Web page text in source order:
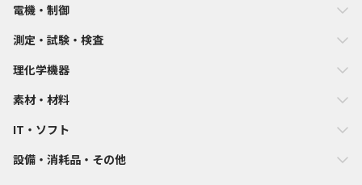
電機・制御
測定・試験・検査
理化学機器
素材・材料
IT・ソフト
設備・消耗品・その他